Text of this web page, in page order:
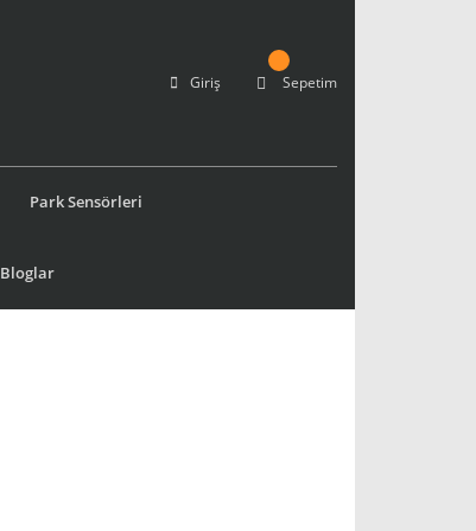
Giriş Sepetim
Park Sensörleri
Bloglar